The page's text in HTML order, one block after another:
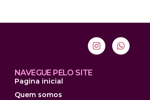
NAVEGUE PELO SITE
Pagina inicial
Quem somos